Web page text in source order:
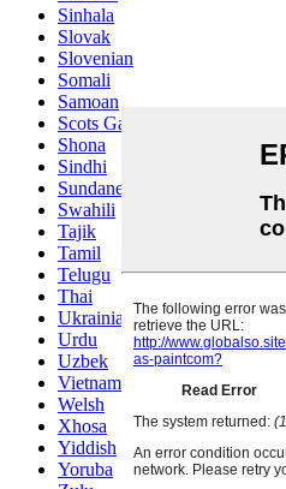
Sinhala
Slovak
Slovenian
Somali
Samoan
Scots Gaelic
Shona
Sindhi
Sundanese
Swahili
Tajik
Tamil
Telugu
Thai
Ukrainian
Urdu
Uzbek
Vietnamese
Welsh
Xhosa
Yiddish
Yoruba